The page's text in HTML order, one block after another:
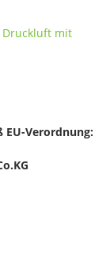
Druckluft mit
Verordnung: